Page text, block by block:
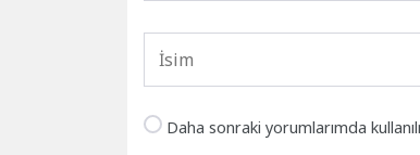
Daha sonraki yorumlarımda